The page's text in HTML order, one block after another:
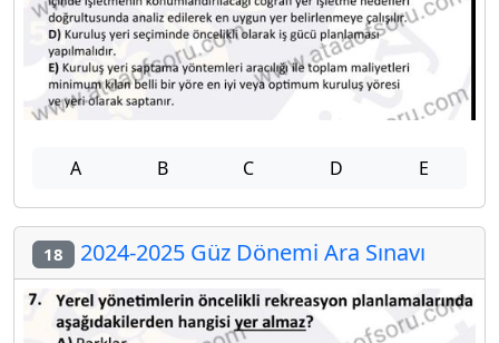
A B C D E
18 2024-2025 Güz Dönemi Ara Sınavı